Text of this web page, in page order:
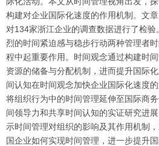
构建对企业国际化速度的作用机制。文
对134家浙江企业的调查数据进行了检
烈的时间紧迫感与稳步行动两种管理者
程中起重要作用。时间观念通过构建时
资源的储备与分配机制，进而提升国际
间认知在时间观念加快企业国际化速度
将组织行为中的时间管理延伸至国际商
间领导力和共享时间认知的实证研究进
示时间管理对组织的影响及其作用机制
国企业如何实现时间管理，进一步提升